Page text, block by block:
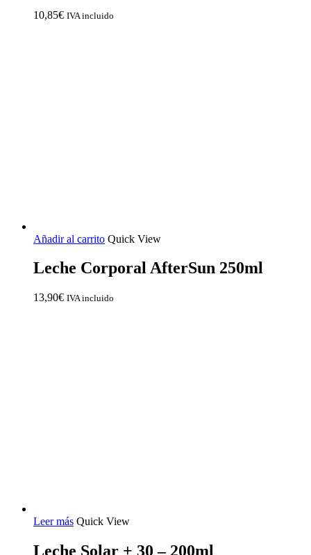
10,85€ IVA incluido
Añadir al carrito Quick View
Leche Corporal AfterSun 250ml
13,90€ IVA incluido
Leer más Quick View
Leche Solar + 30 – 200ml